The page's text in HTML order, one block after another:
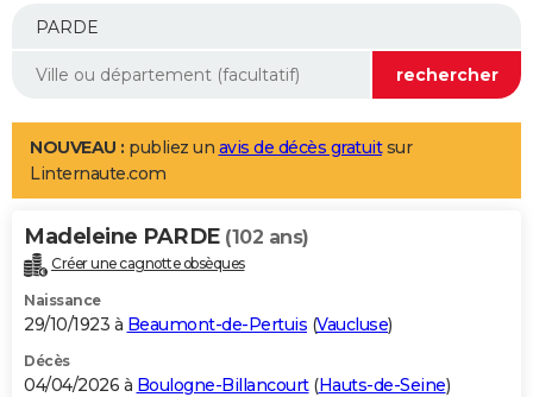
Mobiles
Meilleur smartphone
Internet
Ordinateurs
Jeux vidéo
Guide high-tech
Aménagement intérieur
LIFESTYLE
Art de vivre
Bien-être
Loisirs
Mode
Modes de vie
Alimentation
Guide de la santé
Maladies
Médicaments
Sommeil
VOYAGE
Destinations
City break
Voyage nature
Voyage de noces
Forum
Climat
+PHOTO
GUIDES D'ACHAT
BONS PLANS
NOUVEAU : publiez un avis de décès gratuitsur
Linternaute.com
Madeleine PARDE (102 ans)
Créer une cagnotte obsèques
Naissance
29/10/1923 à Beaumont-de-Pertuis (Vaucluse)
Décès
04/04/2026 à Boulogne-Billancourt(Hauts-de-Seine)